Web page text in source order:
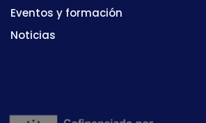
Eventos y formación
Noticias